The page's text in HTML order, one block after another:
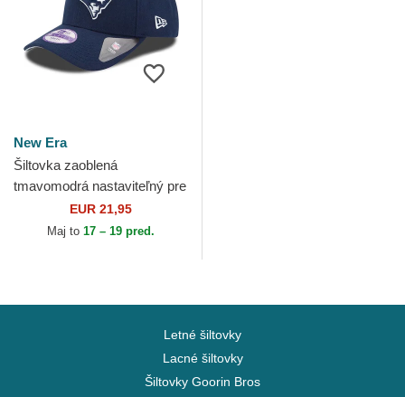
New Era
Šiltovka zaoblená
tmavomodrá nastaviteľný pre
deti 9FORTY The League
New England Patriots NFL
EUR 21,95
Maj to 17 – 19 pred.
Letné šiltovky
Lacné šiltovky
Šiltovky Goorin Bros